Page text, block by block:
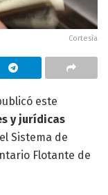
Cortesìa
este
y jurídicas
Sistema de
Flotante de